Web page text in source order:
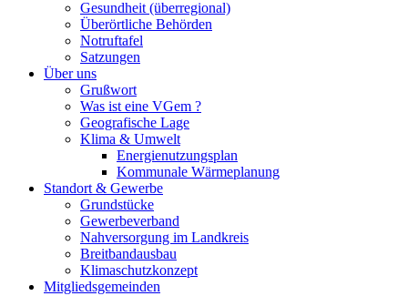
Gesundheit (überregional)
Überörtliche Behörden
Notruftafel
Satzungen
Über uns
Grußwort
Was ist eine VGem ?
Geografische Lage
Klima & Umwelt
Energienutzungsplan
Kommunale Wärmeplanung
Standort & Gewerbe
Grundstücke
Gewerbeverband
Nahversorgung im Landkreis
Breitbandausbau
Klimaschutzkonzept
Mitgliedsgemeinden